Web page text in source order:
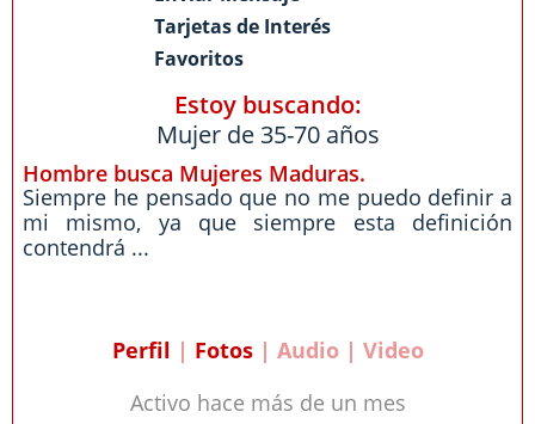
Tarjetas de Interés
Favoritos
Estoy buscando:
Mujer de 35-70 años
Hombre busca Mujeres Maduras.
Siempre he pensado que no me puedo definir a
mi mismo, ya que siempre esta definición
contendrá ...
Perfil | Fotos| Audio | Video
Activo hace más de un mes